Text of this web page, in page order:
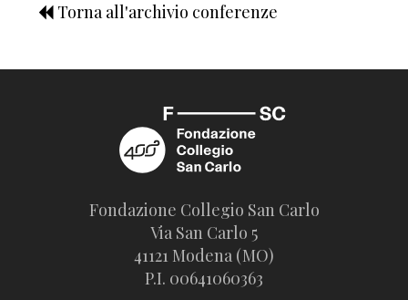
Torna all'archivio conferenze
Fondazione Collegio San Carlo
Via San Carlo 5
41121 Modena (MO)
P.I. 00641060363